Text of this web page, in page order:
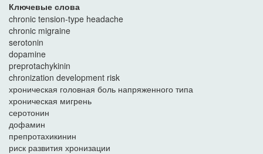
Ключевые слова
chronic tension-type headache
chronic migraine
serotonin
dopamine
preprotachykinin
chronization development risk
хроническая головная боль напряженного типа
хроническая мигрень
серотонин
дофамин
препротахикинин
риск развития хронизации